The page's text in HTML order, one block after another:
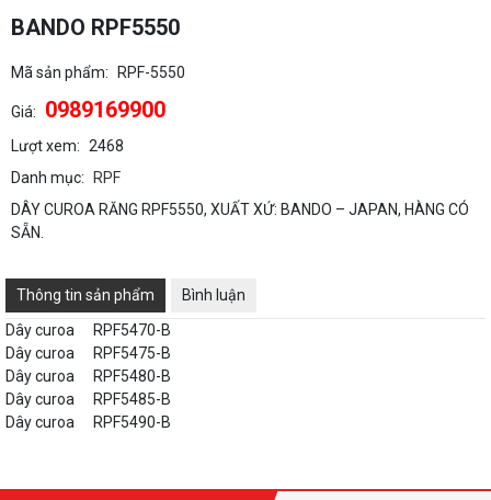
BANDO RPF5550
Mã sản phẩm: RPF-5550
Giá: 0989169900
Lượt xem: 2468
Danh mục:
RPF
DÂY CUROA RĂNG RPF5550, XUẤT XỨ: BANDO – JAPAN, HÀNG CÓ
SẴN.
Thông tin sản phẩm
Bình luận
Dây curoa
RPF5470-B
Dây curoa
RPF5475-B
Dây curoa
RPF5480-B
Dây curoa
RPF5485-B
Dây curoa
RPF5490-B